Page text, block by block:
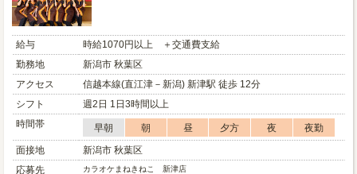
給与
時給1070円以上 ＋交通費支給
勤務地
新潟市 秋葉区
アクセス
信越本線(直江津－新潟) 新津駅 徒歩 12分
シフト
週2日 1日3時間以上
時間帯
早朝 朝 昼 夕方 夜
夜勤
面接地
新潟市 秋葉区
応募先
カラオケまねきねこ 新津店